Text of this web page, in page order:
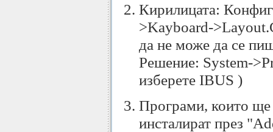
Кирилицата:
>Kayboard-
да не може да се
Решение: System-
изберете IBUS )
Програми, които ще
инсталират през